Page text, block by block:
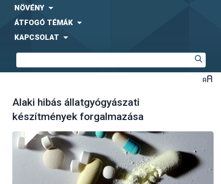
NÖVÉNY
ÁTFOGÓ TÉMÁK
KAPCSOLAT
Alaki hibás állatgyógyászati
készítmények forgalmazása